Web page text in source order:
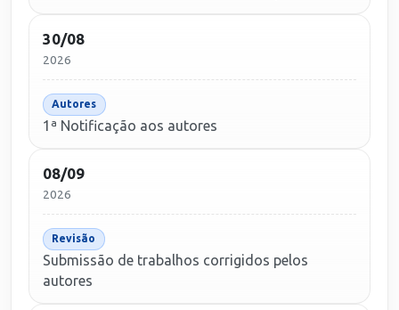
30/08
2026
Autores
1ª Notificação aos autores
08/09
2026
Revisão
Submissão de trabalhos corrigidos pelos
autores